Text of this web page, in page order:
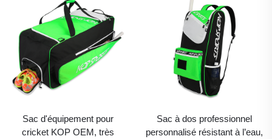
Sac d'équipement pour
cricket KOP OEM, très
Sac à dos professionnel
personnalisé résistant à l’eau,